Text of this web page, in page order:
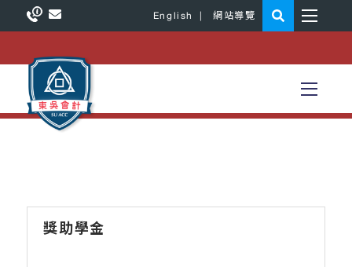
English 網站導覽
獎助學金